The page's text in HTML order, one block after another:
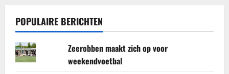
POPULAIRE BERICHTEN
Zeerobben maakt zich op voor
weekendvoetbal